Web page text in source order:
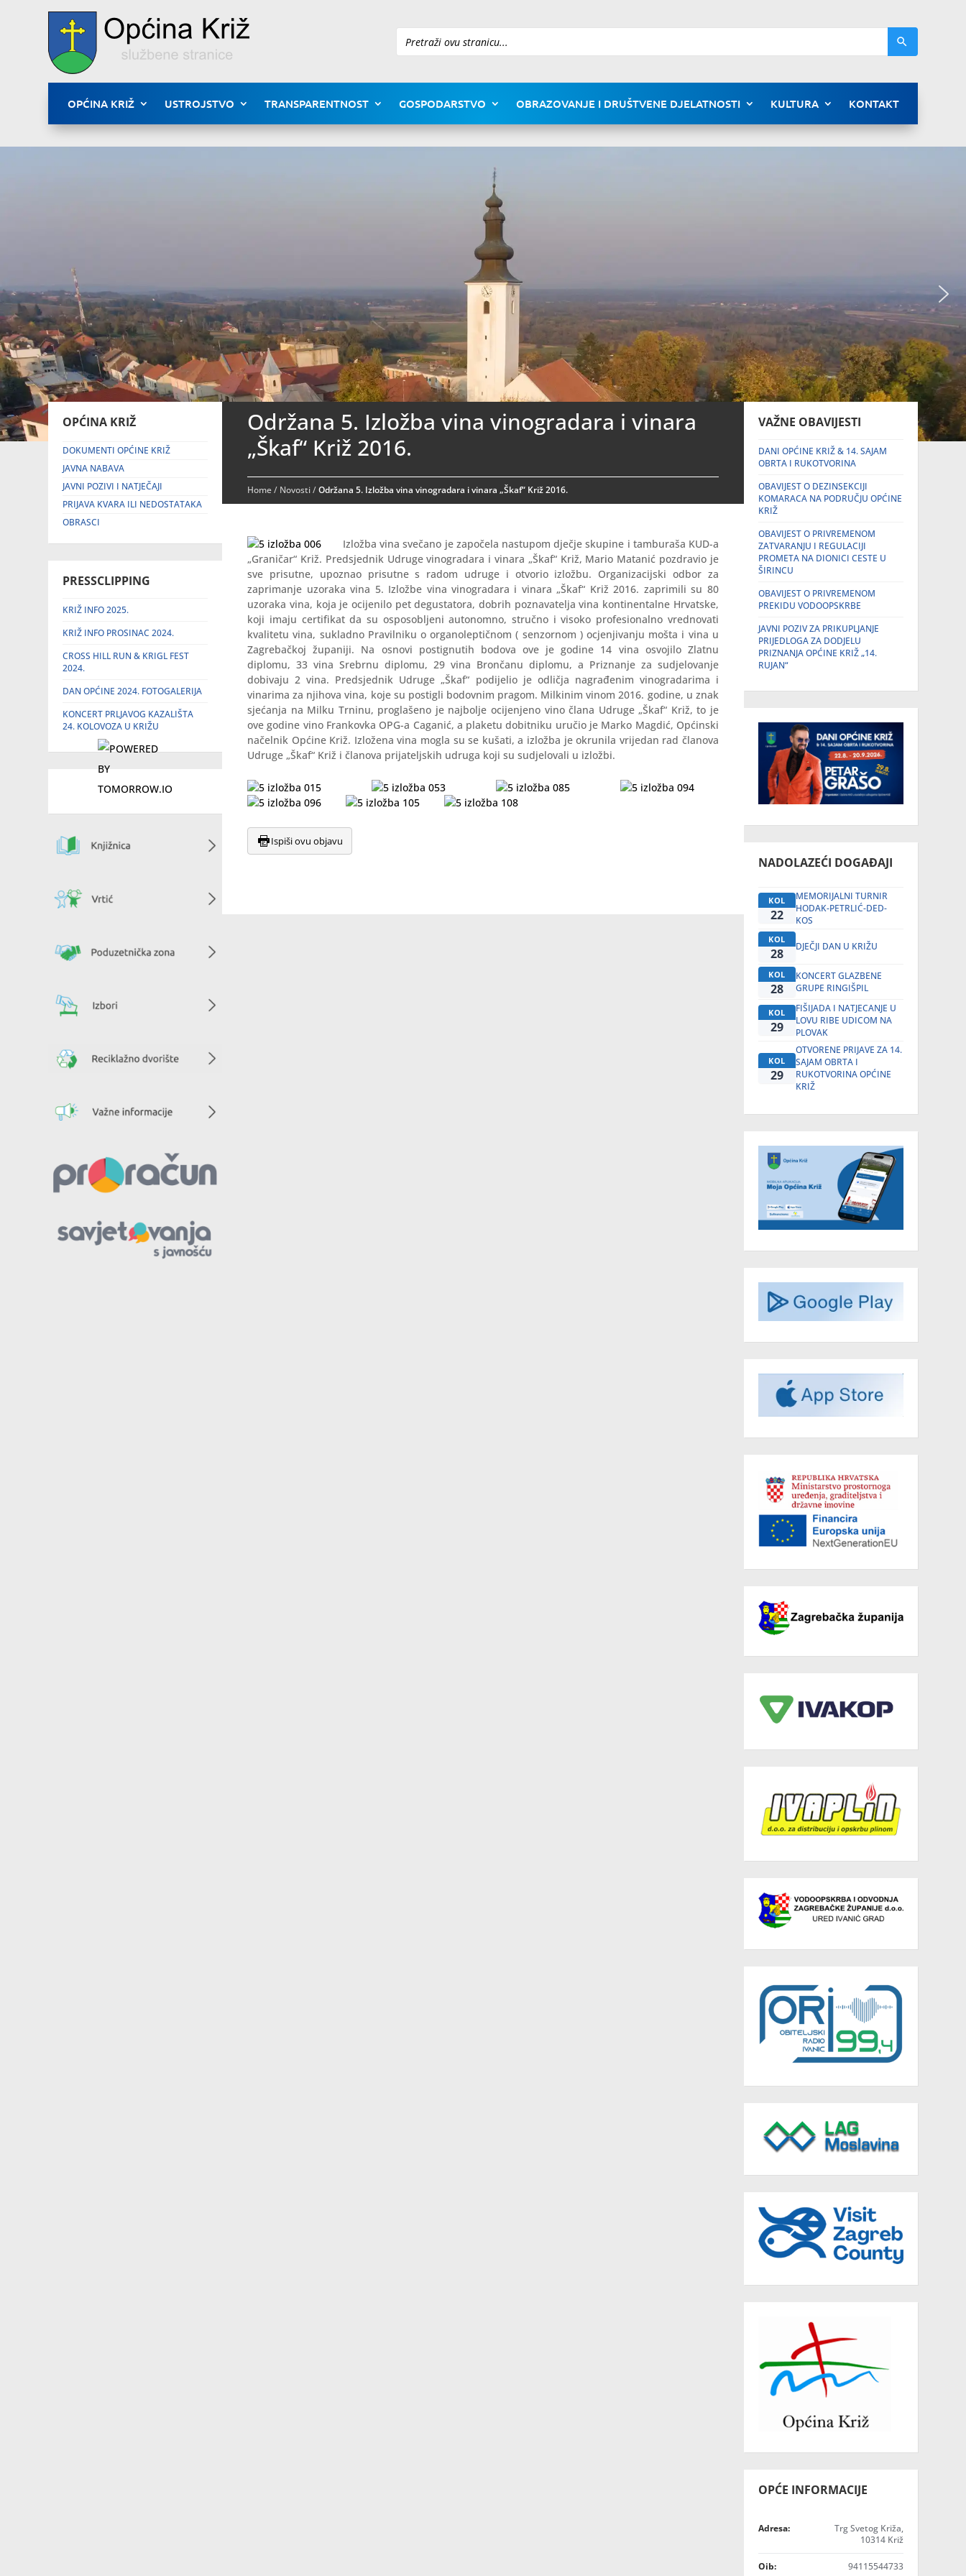
Pretraži
OPĆINA KRIŽ USTROJSTVO TRANSPARENTNOST GOSPODARSTVO OBRAZOVANJE I DRUŠTVENE DJELATNOSTI KULTURA KONTAKT
OPĆINA KRIŽ
DOKUMENTI OPĆINE KRIŽ
JAVNA NABAVA
JAVNI POZIVI I NATJEČAJI
PRIJAVA KVARA ILI NEDOSTATAKA
OBRASCI
PRESSCLIPPING
KRIŽ INFO 2025.
KRIŽ INFO PROSINAC 2024.
CROSS HILL RUN & KRIGL FEST
2024.
DAN OPĆINE 2024. FOTOGALERIJA
KONCERT PRLJAVOG KAZALIŠTA
24. KOLOVOZA U KRIŽU
Održana 5. Izložba vina vinogradara i vinara
„Škaf“ Križ 2016.
Home/ Novosti/Održana 5. Izložba vina vinogradara i vinara „Škaf“ Križ 2016.
Izložba vina svečano je započela nastupom dječje skupine i tamburaša KUD-a
„Graničar“ Križ. Predsjednik Udruge vinogradara i vinara „Škaf“ Križ, Mario Matanić pozdravio je
sve prisutne, upoznao prisutne s radom udruge i otvorio izložbu. Organizacijski odbor za
zaprimanje uzoraka vina 5. Izložbe vina vinogradara i vinara „Škaf“ Križ 2016. zaprimili su 80
uzoraka vina, koja je ocijenilo pet degustatora, dobrih poznavatelja vina kontinentalne Hrvatske,
koji imaju certifikat da su osposobljeni autonomno, stručno i visoko profesionalno vrednovati
kvalitetu vina, sukladno Pravilniku o organoleptičnom ( senzornom ) ocjenjivanju mošta i vina u
Zagrebačkoj županiji. Na osnovi postignutih bodova ove je godine 14 vina osvojilo Zlatnu
diplomu, 33 vina Srebrnu diplomu, 29 vina Brončanu diplomu, a Priznanje za sudjelovanje
dobivaju 2 vina. Predsjednik Udruge „Škaf“ podijelio je odličja nagrađenim vinogradarima i
vinarima za njihova vina, koje su postigli bodovnim pragom. Milkinim vinom 2016. godine, u znak
sjećanja na Milku Trninu, proglašeno je najbolje ocijenjeno vino člana Udruge „Škaf“ Križ, to je
ove godine vino Frankovka OPG-a Caganić, a plaketu dobitniku uručio je Marko Magdić, Općinski
načelnik Općine Križ. Izložena vina mogla su se kušati, a izložba je okrunila vrijedan rad članova
Udruge „Škaf“ Križ i članova prijateljskih udruga koji su sudjelovali u izložbi.
Ispiši ovu objavu
VAŽNE OBAVIJESTI
DANI OPĆINE KRIŽ & 14. SAJAM
OBRTA I RUKOTVORINA
OBAVIJEST O DEZINSEKCIJI
KOMARACA NA PODRUČJU OPĆINE
KRIŽ
OBAVIJEST O PRIVREMENOM
ZATVARANJU I REGULACIJI
PROMETA NA DIONICI CESTE U
ŠIRINCU
OBAVIJEST O PRIVREMENOM
PREKIDU VODOOPSKRBE
JAVNI POZIV ZA PRIKUPLJANJE
PRIJEDLOGA ZA DODJELU
PRIZNANJA OPĆINE KRIŽ „14.
RUJAN“
NADOLAZEĆI DOGAĐAJI
KOL
22
MEMORIJALNI TURNIR
HODAK-PETRLIĆ-DED-
KOS
KOL
28 DJEČJI DAN U KRIŽU
KOL
28
KONCERT GLAZBENE
GRUPE RINGIŠPIL
KOL
29
FIŠIJADA I NATJECANJE U
LOVU RIBE UDICOM NA
PLOVAK
KOL
29
OTVORENE PRIJAVE ZA 14.
SAJAM OBRTA I
RUKOTVORINA OPĆINE
KRIŽ
OPĆE INFORMACIJE
Adresa:
Trg Svetog Križa,
10314 Križ
Oib: 94115544733